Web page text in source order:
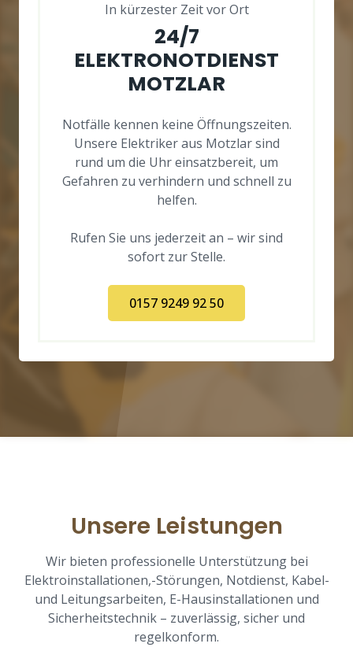
In kürzester Zeit vor Ort
24/7
ELEKTRONOTDIENST
MOTZLAR
Notfälle kennen keine Öffnungszeiten.
Unsere Elektriker aus Motzlar sind
rund um die Uhr einsatzbereit, um
Gefahren zu verhindern und schnell zu
helfen.
Rufen Sie uns jederzeit an – wir sind
sofort zur Stelle.
0157 9249 92 50
Unsere Leistungen
Wir bieten professionelle Unterstützung bei
Elektroinstallationen,-Störungen, Notdienst, Kabel-
und Leitungsarbeiten, E-Hausinstallationen und
Sicherheitstechnik – zuverlässig, sicher und
regelkonform.